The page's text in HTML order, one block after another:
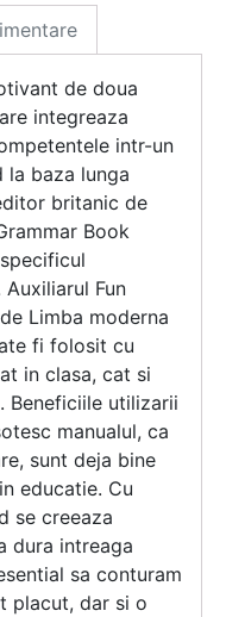
de doua
integreaza
intr-un
la baza lunga
britanic de
Book
Fun
Limba moderna
fi folosit cu
in clasa, cat si
Beneficiile utilizarii
manualul, ca
sunt deja bine
educatie. Cu
se creeaza
dura intreaga
sa conturam
placut, dar si o